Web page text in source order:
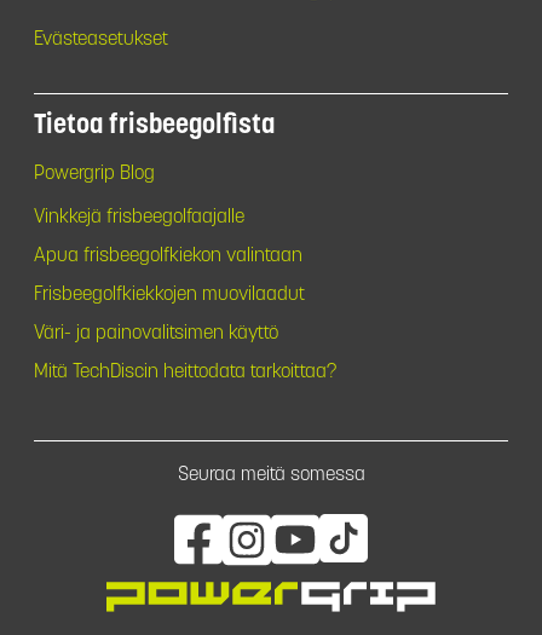
Evästeasetukset
Tietoa frisbeegolfista
Powergrip Blog
Vinkkejä frisbeegolfaajalle
Apua frisbeegolfkiekon valintaan
Frisbeegolfkiekkojen muovilaadut
Väri- ja painovalitsimen käyttö
Mitä TechDiscin heittodata tarkoittaa?
Seuraa meitä somessa